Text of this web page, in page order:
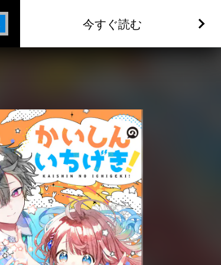
今すぐ読む